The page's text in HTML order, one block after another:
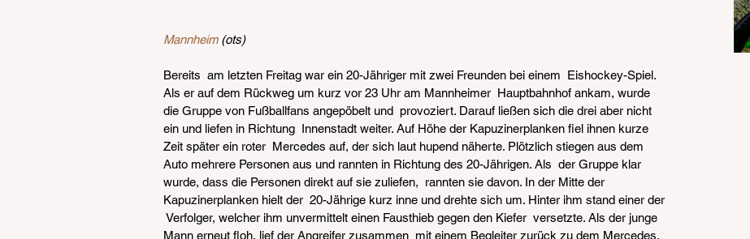
Mannheim (ots)
Bereits  am letzten Freitag war ein 20-Jähriger mit zwei Freunden bei einem  Eishockey-Spiel.
Als er auf dem Rückweg um kurz vor 23 Uhr am Mannheimer  Hauptbahnhof ankam, wurde
die Gruppe von Fußballfans angepöbelt und  provoziert. Darauf ließen sich die drei aber nicht
ein und liefen in Richtung  Innenstadt weiter. Auf Höhe der Kapuzinerplanken fiel ihnen kurze
Zeit später ein roter  Mercedes auf, der sich laut hupend näherte. Plötzlich stiegen aus dem
Auto mehrere Personen aus und rannten in Richtung des 20-Jährigen. Als  der Gruppe klar
wurde, dass die Personen direkt auf sie zuliefen,  rannten sie davon. In der Mitte der
Kapuzinerplanken hielt der  20-Jährige kurz inne und drehte sich um. Hinter ihm stand einer der
Verfolger, welcher ihm unvermittelt einen Fausthieb gegen den Kiefer  versetzte. Als der junge
Mann erneut floh, lief der Angreifer zusammen  mit einem Begleiter zurück zu dem Mercedes,